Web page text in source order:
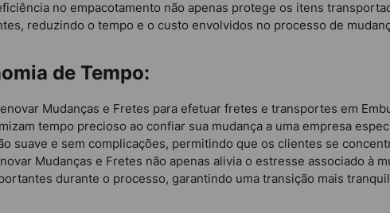
no empacotamento não apenas protege os itens
reduzindo o tempo e o custo envolvidos no processo de
de Tempo:
Mudanças e Fretes para efetuar fretes e transportes em
tempo precioso ao confiar sua mudança a uma empresa
suave e sem complicações, permitindo que os clientes se
Mudanças e Fretes não apenas alivia o estresse associado à
durante o processo, garantindo uma transição mais